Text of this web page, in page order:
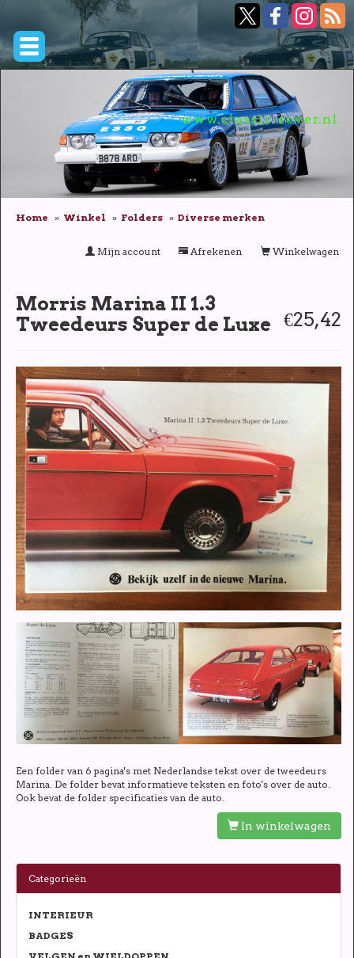
www.classic-rover.nl
Home Winkel Folders Diverse merken
Winkelwagen
Afrekenen
Mijn account
€25,42
Morris Marina II 1.3
Tweedeurs Super de Luxe
Een folder van 6 pagina's met Nederlandse tekst over de tweedeurs
Marina. De folder bevat informatieve teksten en foto's over de auto.
Ook bevat de folder specificaties van de auto.
In winkelwagen
Categorieën
INTERIEUR
BADGES